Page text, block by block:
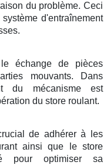
du problème. Ceci
d'entraînement
échange de pièces
mouvants. Dans
du mécanisme est
du store roulant.
de adhérer à les
ainsi que le store
pour optimiser sa